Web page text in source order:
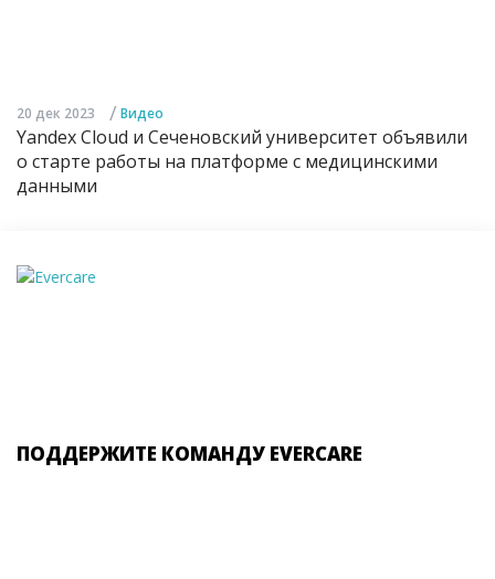
20 дек 2023 / Видео
Yandex Cloud и Сеченовский университет объявили
о старте работы на платформе с медицинскими
данными
ПОДДЕРЖИТЕ КОМАНДУ EVERCARE